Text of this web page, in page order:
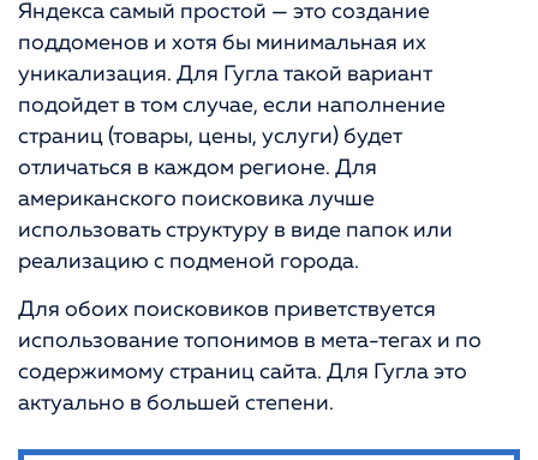
Яндекса самый простой — это создание
поддоменов и хотя бы минимальная их
уникализация. Для Гугла такой вариант
подойдет в том случае, если наполнение
страниц (товары, цены, услуги) будет
отличаться в каждом регионе. Для
американского поисковика лучше
использовать структуру в виде папок или
реализацию с подменой города.
Для обоих поисковиков приветствуется
использование топонимов в мета-тегах и по
содержимому страниц сайта. Для Гугла это
актуально в большей степени.